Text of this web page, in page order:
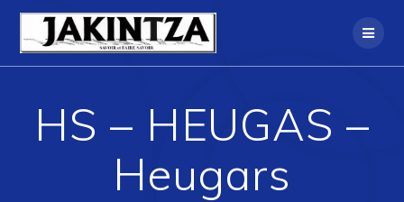
Skip
to
content
HS – HEUGAS –
Heugars